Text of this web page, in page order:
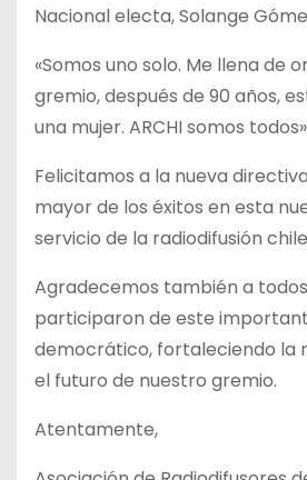
Nacional electa, Solange
«Somos uno solo. Me llena de
gremio, después de 90 años,
una mujer. ARCHI somos
Felicitamos a la nueva
mayor de los éxitos en esta
servicio de la radiodifusión
Agradecemos también a
participaron de este
democrático, fortaleciendo la
el futuro de nuestro gremio.
Atentamente,